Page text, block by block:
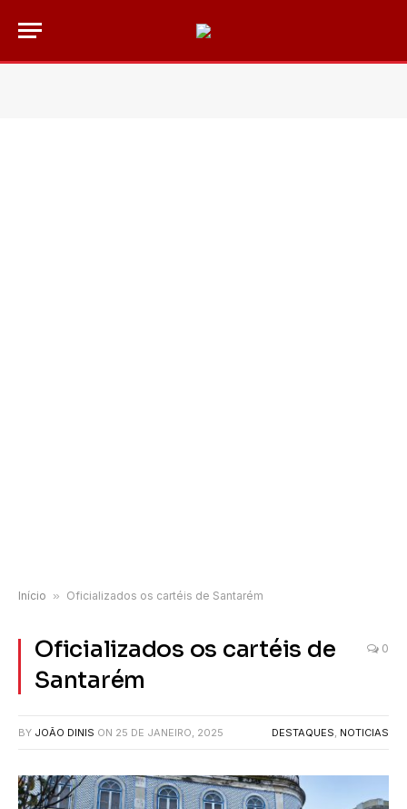
Início » Oficializados os cartéis de Santarém
Oficializados os cartéis de
Santarém
0
BY JOÃO DINIS ON 25 DE JANEIRO, 2025 DESTAQUES, NOTICIAS